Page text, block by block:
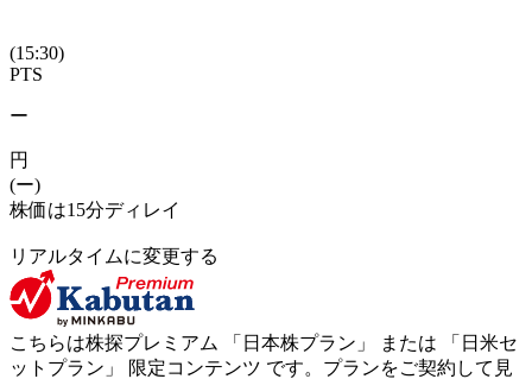
(15:30)
PTS
ー
円
(ー)
株価は15分ディレイ
リアルタイムに変更する
こちらは株探プレミアム 「 日本株プラン 」 または 「 日米セ
ットプラン 」 限定コンテンツ です。プランをご契約して見